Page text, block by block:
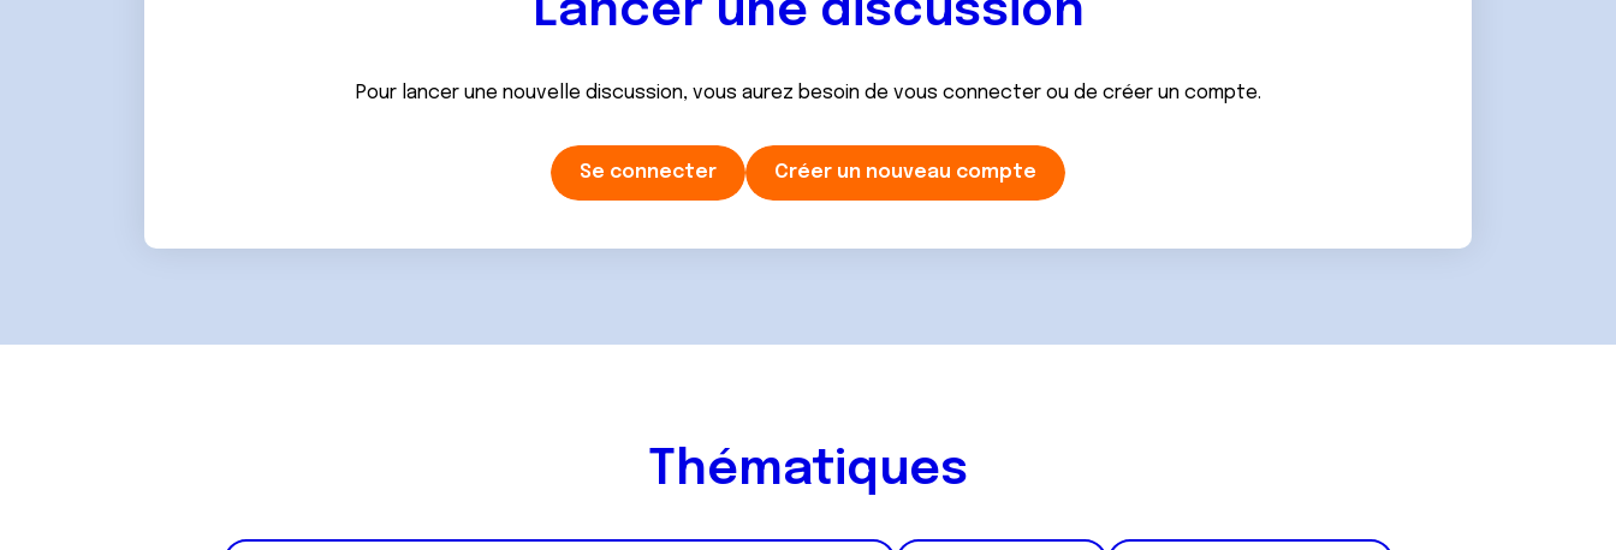
Lancer une discussion
Pour lancer une nouvelle discussion, vous aurez besoin de vous connecter ou de créer un compte.
Se connecter Créer un nouveau compte
Thématiques